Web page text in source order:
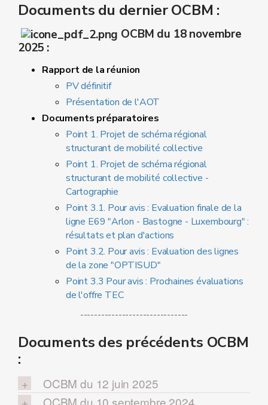
Documents du dernier OCBM :
OCBM du 18 novembre
2025 :
Rapport de la réunion
PV définitif
Présentation de l'AOT
Documents préparatoires
Point 1. Projet de schéma régional
structurant de mobilité collective
Point 1. Projet de schéma régional
structurant de mobilité collective -
Cartographie
Point 3.1. Pour avis : Evaluation finale de la
ligne E69 "Arlon - Bastogne - Luxembourg" :
résultats et plan d'actions
Point 3.2. Pour avis : Evaluation des lignes
de la zone "OPTISUD"
Point 3.3 Pour avis : Prochaines évaluations
de l'offre TEC
-------------------------------
Documents des précédents OCBM
:
OCBM du 12 juin 2025